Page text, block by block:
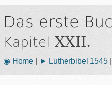
Das erste
Kapitel XXII.
◉ Home ► Lutherbibel 1545